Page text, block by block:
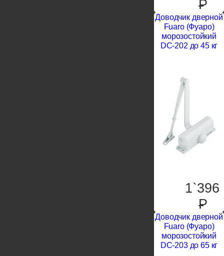
P
Доводчик дверной
Fuaro (Фуаро)
морозостойкий
DC-202 до 45 кг
1`396
P
Доводчик дверной
Fuaro (Фуаро)
морозостойкий
DC-203 до 65 кг